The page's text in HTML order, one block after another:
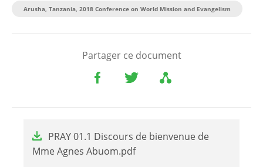
Arusha, Tanzania, 2018 Conference on World Mission and Evangelism
Partager ce document
PRAY 01.1 Discours de bienvenue de
Mme Agnes Abuom.pdf